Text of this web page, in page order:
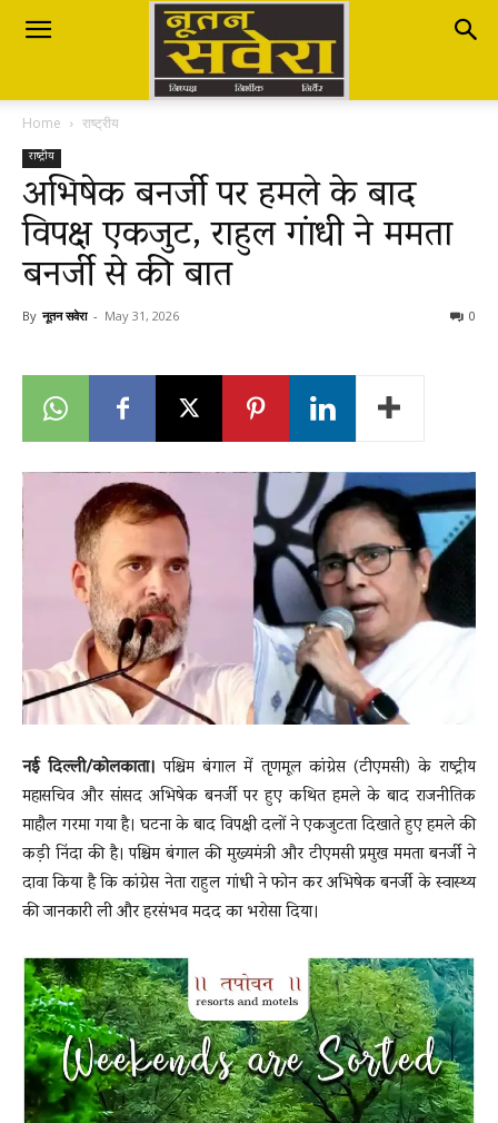
Nutan
Savera
नूतन
सवेरा
Breaking
LIVE
Home राष्ट्रीय
राष्ट्रीय
अभिषेक बनर्जी पर हमले के बाद
विपक्ष एकजुट, राहुल गांधी ने ममता
बनर्जी से की बात
By नूतन सवेरा - May 31, 2026 0
नई दिल्ली/कोलकाता। पश्चिम बंगाल में तृणमूल कांग्रेस (टीएमसी) के राष्ट्रीय
महासचिव और सांसद अभिषेक बनर्जी पर हुए कथित हमले के बाद राजनीतिक
माहौल गरमा गया है। घटना के बाद विपक्षी दलों ने एकजुटता दिखाते हुए हमले की
कड़ी निंदा की है। पश्चिम बंगाल की मुख्यमंत्री और टीएमसी प्रमुख ममता बनर्जी ने
दावा किया है कि कांग्रेस नेता राहुल गांधी ने फोन कर अभिषेक बनर्जी के स्वास्थ्य
की जानकारी ली और हरसंभव मदद का भरोसा दिया।